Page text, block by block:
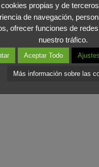
la consigna: “La arruga es
propias y de
de navegación,
ofrecer funciones de
nuestro tráfico.
Aceptar Todo Ajustes
Más información sobre las